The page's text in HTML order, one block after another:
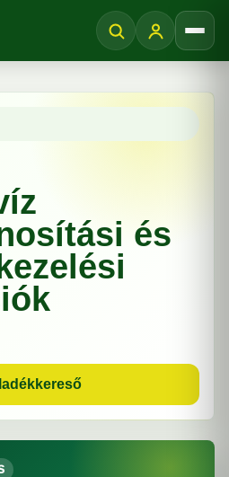
és